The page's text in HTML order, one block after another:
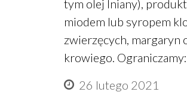
tym olej lniany),
miodem lub syropem
zwierzęcych, margaryn
krowiego.
26 lutego 2021